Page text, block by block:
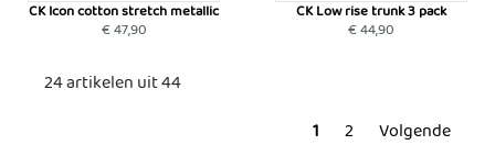
CK Icon cotton stretch metallic
€ 47,90
CK Low rise trunk 3 pack
€ 44,90
24 artikelen uit 44
1
2 Volgende